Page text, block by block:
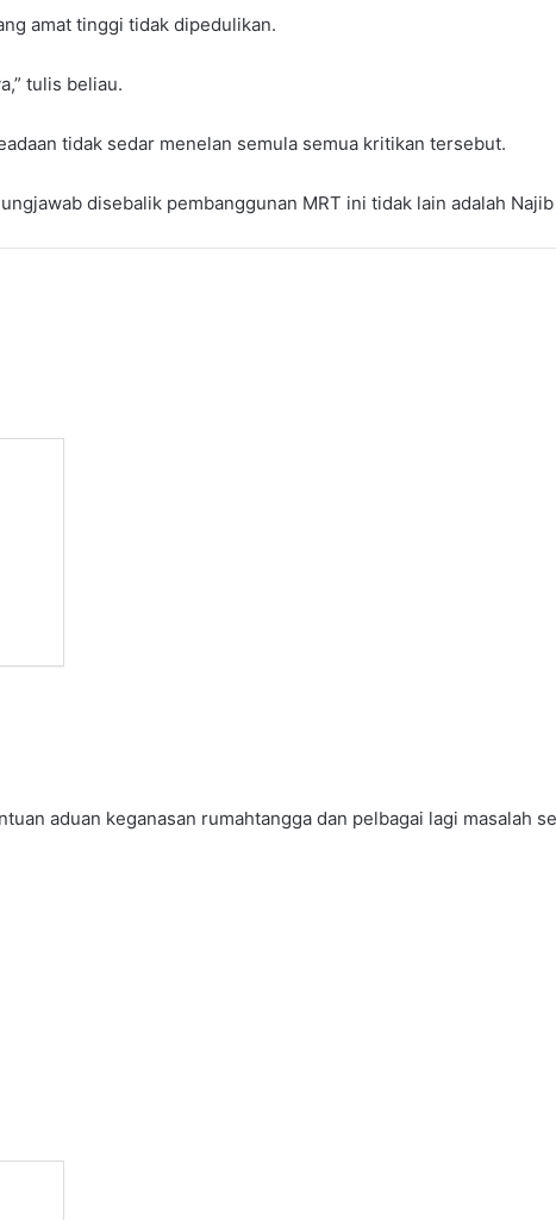
amat tinggi tidak dipedulikan.
tulis beliau.
tidak sedar menelan semula semua kritikan tersebut.
disebalik pembanggunan MRT ini tidak lain adalah Najib
aduan keganasan rumahtangga dan pelbagai lagi masalah